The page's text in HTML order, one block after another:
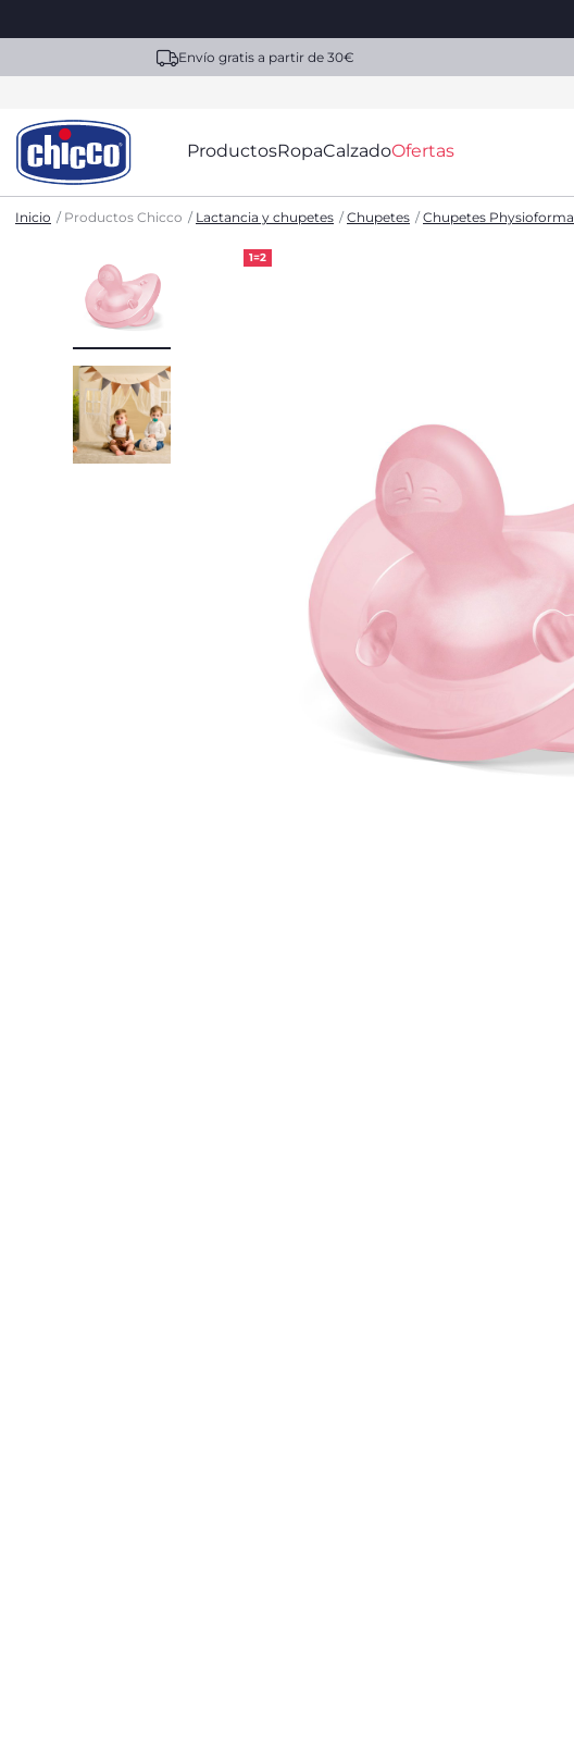
Envío gratis a partir de 30€
ProductosRopaCalzadoOfertas
Inicio Productos Chicco Lactancia y chupetes Chupetes Chupetes Physioforma
1=2